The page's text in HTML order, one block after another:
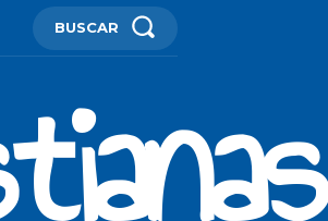
BUSCAR